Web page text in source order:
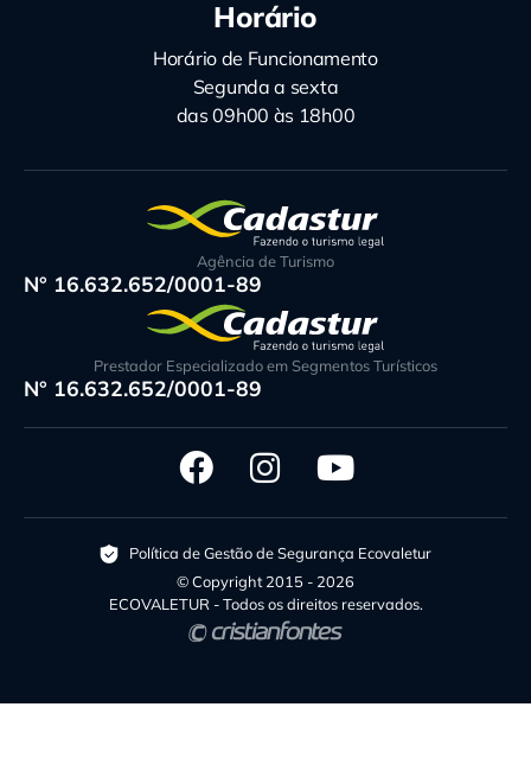
Horário
Horário de Funcionamento
Segunda a sexta
das 09h00 às 18h00
Agência de Turismo
N° 16.632.652/0001-89
Prestador Especializado em Segmentos Turísticos
N° 16.632.652/0001-89
Política de Gestão de Segurança Ecovaletur
© Copyright 2015 - 2026
ECOVALETUR - Todos os direitos reservados.